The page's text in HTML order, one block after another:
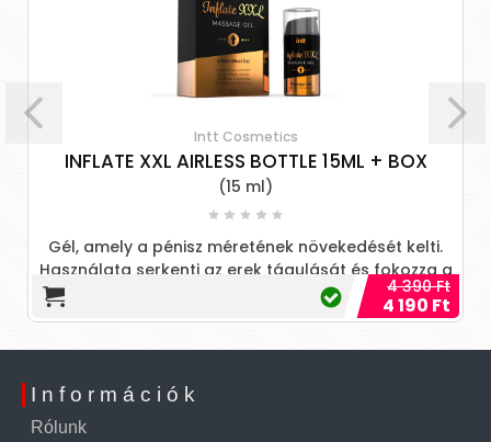
Intt Cosmetics
INFLATE XXL AIRLESS BOTTLE 15ML + BOX
(15 ml)
Gél, amely a pénisz méretének növekedését kelti.
Használata serkenti az erek tágulását és fokozza a
4 390 Ft
4 190 Ft
Információk
Rólunk